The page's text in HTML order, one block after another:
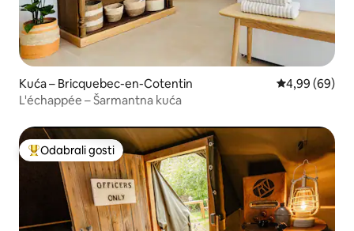
Kuća – Bricquebec-en-Cotentin Prosječna
4,99 (69)
L'échappée – Šarmantna kuća
Među najviše rangiranima s oznakom „Odabrali gosti”
Odabrali gosti